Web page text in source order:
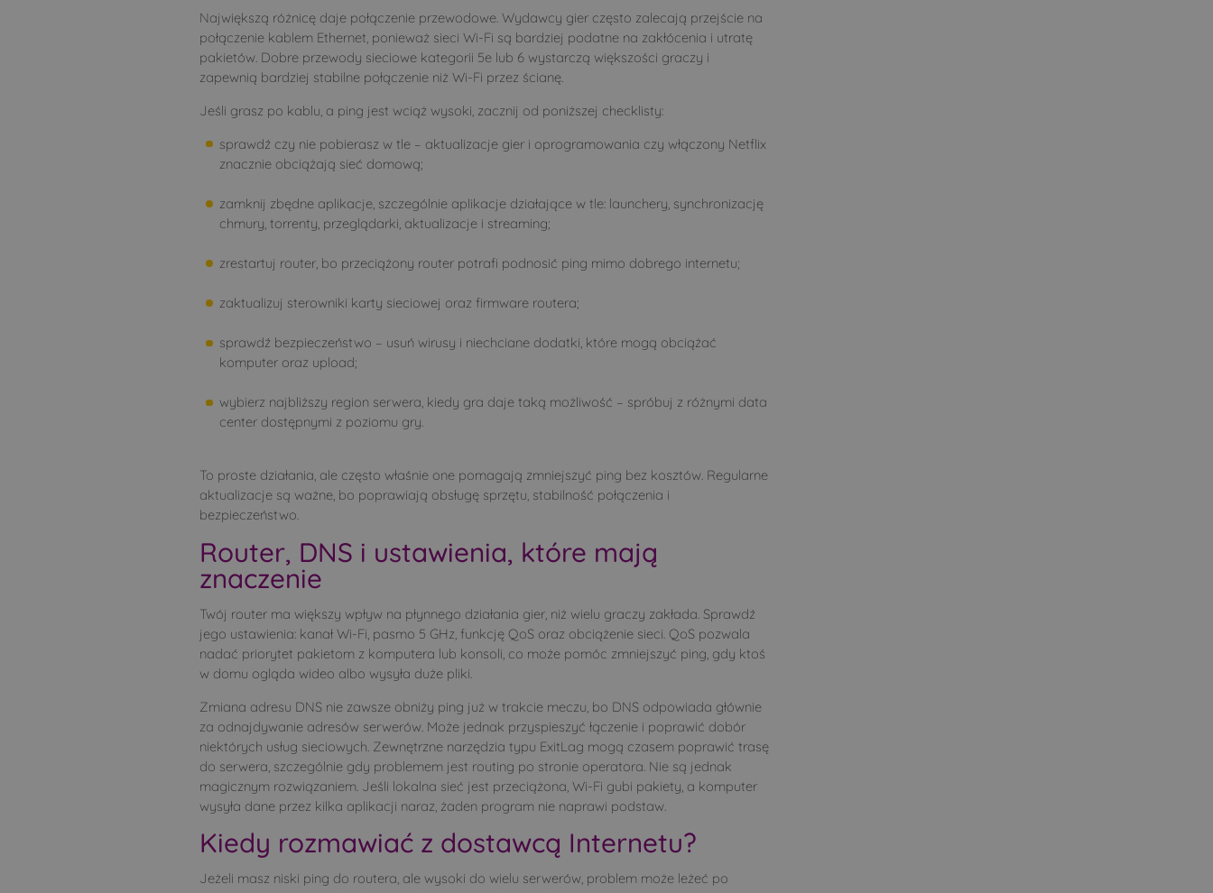
Największą różnicę daje połączenie przewodowe. Wydawcy gier często zalecają przejście na
połączenie kablem Ethernet, ponieważ sieci Wi-Fi są bardziej podatne na zakłócenia i utratę
pakietów. Dobre przewody sieciowe kategorii 5e lub 6 wystarczą większości graczy i
zapewnią bardziej stabilne połączenie niż Wi-Fi przez ścianę.
Jeśli grasz po kablu, a ping jest wciąż wysoki, zacznij od poniższej checklisty:
sprawdź czy nie pobierasz w tle – aktualizacje gier i oprogramowania czy włączony Netflix
znacznie obciążają sieć domową;
zamknij zbędne aplikacje, szczególnie aplikacje działające w tle: launchery, synchronizację
chmury, torrenty, przeglądarki, aktualizacje i streaming;
zrestartuj router, bo przeciążony router potrafi podnosić ping mimo dobrego internetu;
zaktualizuj sterowniki karty sieciowej oraz firmware routera;
sprawdź bezpieczeństwo – usuń wirusy i niechciane dodatki, które mogą obciążać
komputer oraz upload;
wybierz najbliższy region serwera, kiedy gra daje taką możliwość – spróbuj z różnymi data
center dostępnymi z poziomu gry.
To proste działania, ale często właśnie one pomagają zmniejszyć ping bez kosztów. Regularne
aktualizacje są ważne, bo poprawiają obsługę sprzętu, stabilność połączenia i
bezpieczeństwo.
Router, DNS i ustawienia, które mają
znaczenie
Twój router ma większy wpływ na płynnego działania gier, niż wielu graczy zakłada. Sprawdź
jego ustawienia: kanał Wi-Fi, pasmo 5 GHz, funkcję QoS oraz obciążenie sieci. QoS pozwala
nadać priorytet pakietom z komputera lub konsoli, co może pomóc zmniejszyć ping, gdy ktoś
w domu ogląda wideo albo wysyła duże pliki.
Zmiana adresu DNS nie zawsze obniży ping już w trakcie meczu, bo DNS odpowiada głównie
za odnajdywanie adresów serwerów. Może jednak przyspieszyć łączenie i poprawić dobór
niektórych usług sieciowych. Zewnętrzne narzędzia typu ExitLag mogą czasem poprawić trasę
do serwera, szczególnie gdy problemem jest routing po stronie operatora. Nie są jednak
magicznym rozwiązaniem. Jeśli lokalna sieć jest przeciążona, Wi-Fi gubi pakiety, a komputer
wysyła dane przez kilka aplikacji naraz, żaden program nie naprawi podstaw.
Kiedy rozmawiać z dostawcą Internetu?
Jeżeli masz niski ping do routera, ale wysoki do wielu serwerów, problem może leżeć po